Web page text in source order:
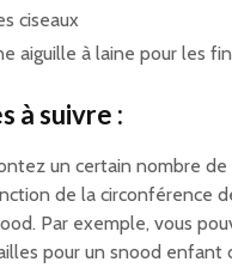
ciseaux
aiguille à laine pour les
à suivre :
un certain nombre de
de la circonférence
Par exemple, vous
pour un snood enfant